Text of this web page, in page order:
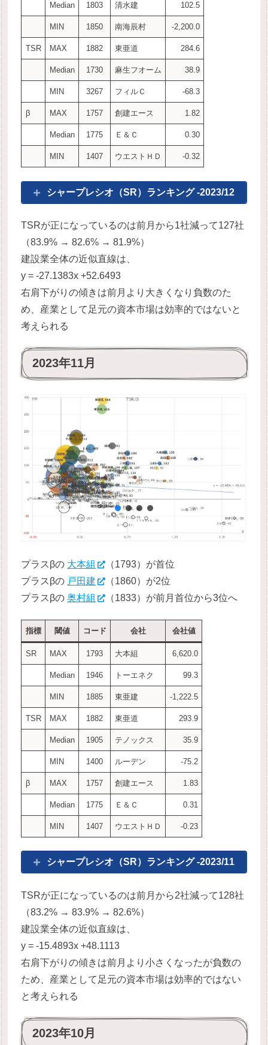
Median 1803 清水建 102.5
MIN 1850 南海辰村 -2,200.0
TSR MAX 1882 東亜道 284.6
Median 1730 麻生フオーム 38.9
MIN 3267 フィルＣ -68.3
β MAX 1757 創建エース 1.82
Median 1775 Ｅ＆Ｃ 0.30
MIN 1407 ウエストＨＤ -0.32
シャープレシオ（SR）ランキング -2023/12
TSRが正になっているのは前月から1社減って127社
（83.9% → 82.6% → 81.9%）
建設業全体の近似直線は、
y = -27.1383x +52.6493
右肩下がりの傾きは前月より大きくなり負数のた
め、産業として足元の資本市場は効率的ではないと
考えられる
2023年11月
プラスβの 大本組
（1793）が首位
プラスβの 戸田建
（1860）が2位
プラスβの奥村組 （1833）が前月首位から3位へ
指標 閾値 コード 会社 会社値
SR MAX 1793 大本組 6,620.0
Median 1946 トーエネク 99.3
MIN 1885 東亜建 -1,222.5
TSR MAX 1882 東亜道 293.9
Median 1905 テノックス 35.9
MIN 1400 ルーデン -75.2
β MAX 1757 創建エース 1.83
Median 1775 Ｅ＆Ｃ 0.31
MIN 1407 ウエストＨＤ -0.23
シャープレシオ（SR）ランキング -2023/11
TSRが正になっているのは前月から2社減って128社
（83.2% → 83.9% → 82.6%）
建設業全体の近似直線は、
y = -15.4893x +48.1113
右肩下がりの傾きは前月より小さくなったが負数の
ため、産業として足元の資本市場は効率的ではない
と考えられる
2023年10月